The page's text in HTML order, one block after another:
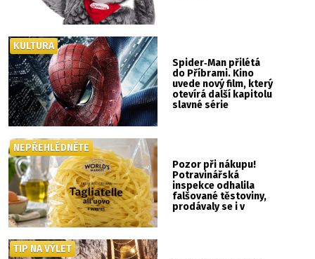
Spider‑Man přilétá
do Příbrami. Kino
uvede nový film, který
otevírá další kapitolu
slavné série
KULTURA
Pozor při nákupu!
Potravinářská
inspekce odhalila
falšované těstoviny,
prodávaly se i v
NEPŘEHLÉDNĚTE
TIP NA VÝLET